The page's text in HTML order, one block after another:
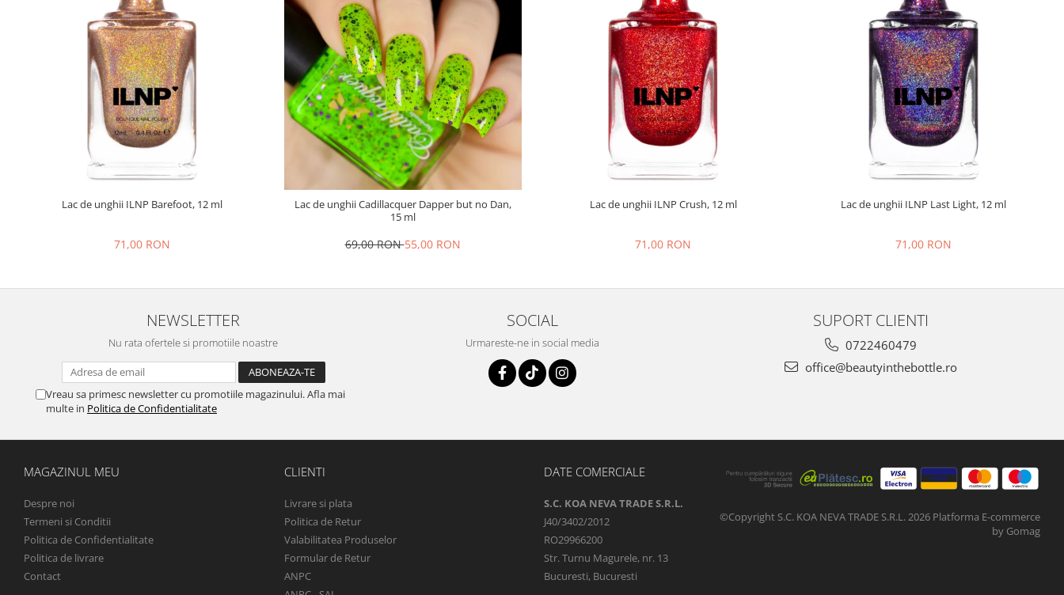
Lac de unghii ILNP Barefoot, 12 ml
71,00 RON
Lac de unghii Cadillacquer Dapper but no Dan,
15 ml
69,00 RON55,00 RON
Lac de unghii ILNP Crush, 12 ml
71,00 RON
Lac de unghii ILNP Last Light, 12 ml
71,00 RON
NEWSLETTER
Nu rata ofertele si promotiile noastre
Vreau sa primesc newsletter cu promotiile magazinului. Afla mai
multe in Politica de Confidentialitate
SOCIAL
Urmareste-ne in social media
SUPORT CLIENTI
0722460479
office@beautyinthebottle.ro
MAGAZINUL MEU
Despre noi
Termeni si Conditii
Politica de Confidentialitate
Politica de livrare
Contact
CLIENTI
Livrare si plata
Politica de Retur
Valabilitatea Produselor
Formular de Retur
ANPC
DATE COMERCIALE
S.C. KOA NEVA TRADE S.R.L.
J40/3402/2012
RO29966200
Str. Turnu Magurele, nr. 13
Bucuresti, Bucuresti
©Copyright S.C. KOA NEVA TRADE S.R.L. 2026 Platforma E-commerce
by Gomag